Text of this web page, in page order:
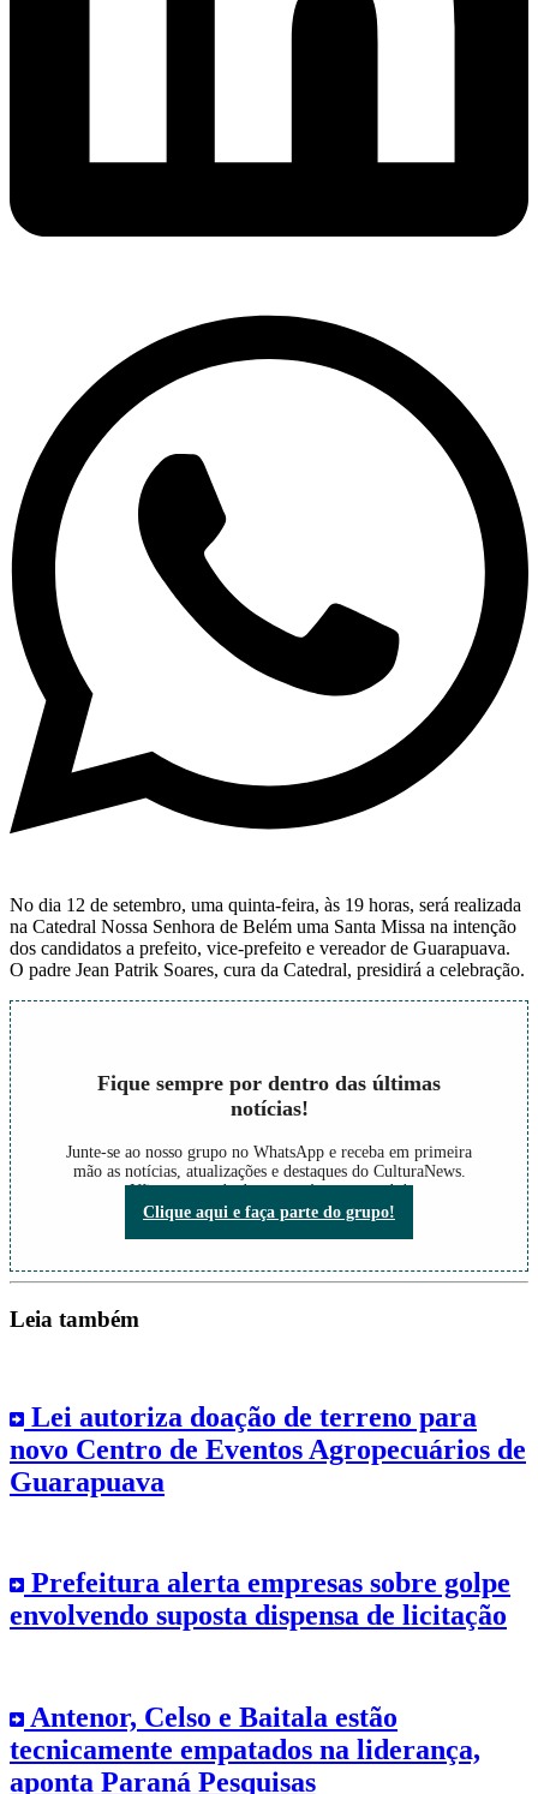
No dia 12 de setembro, uma quinta-feira, às 19 horas, será realizada
na Catedral Nossa Senhora de Belém uma Santa Missa na intenção
dos candidatos a prefeito, vice-prefeito e vereador de Guarapuava.
O padre Jean Patrik Soares, cura da Catedral, presidirá a celebração.
Fique sempre por dentro das últimas
notícias!
Junte-se ao nosso grupo no WhatsApp e receba em primeira
mão as notícias, atualizações e destaques do CulturaNews.
Não perca nada do que está acontecendo!
Clique aqui e faça parte do grupo!
Leia também
Lei autoriza doação de terreno para
novo Centro de Eventos Agropecuários de
Guarapuava
Prefeitura alerta empresas sobre golpe
envolvendo suposta dispensa de licitação
Antenor, Celso e Baitala estão
tecnicamente empatados na liderança,
aponta Paraná Pesquisas